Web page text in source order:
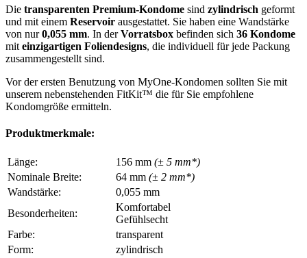
Die transparenten Premium-Kondome sind zylindrisch geformt
und mit einem Reservoir ausgestattet. Sie haben eine Wandstärke
von nur0,055 mm. In derVorratsbox befinden sich 36 Kondome
mit einzigartigen Foliendesigns, die individuell für jede Packung
zusammengestellt sind.
Vor der ersten Benutzung von MyOne-Kondomen sollten Sie mit
unserem nebenstehenden FitKit™ die für Sie empfohlene
Kondomgröße ermitteln.
Produktmerkmale:
Länge: 156 mm (± 5 mm*)
Nominale Breite:
64 mm (± 2 mm*)
Wandstärke:
0,055 mm
Besonderheiten:
Komfortabel
Gefühlsecht
Farbe:
transparent
Form:
zylindrisch